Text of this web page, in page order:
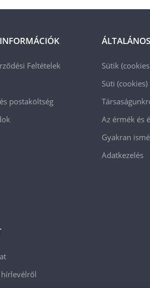
Feltételek
postaköltség
hírlevélről
Sütik
Süti (cookies)
Az érmék és
Gyakran
Adatkezelés